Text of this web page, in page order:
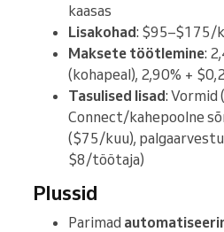
kaasas
Lisakohad: $95–$175/
Maksete töötlemine:
(kohapeal), 2,90% +
Tasulised lisad: Vormid
Connect/kahepoolne
($75/kuu),
$8/töötaja)
Plussid
Parimad